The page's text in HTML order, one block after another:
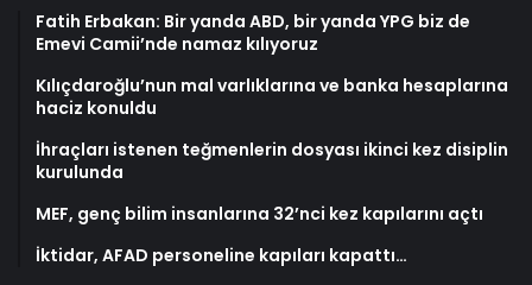
Fatih Erbakan: Bir yanda ABD, bir yanda YPG biz de
Emevi Camii’nde namaz kılıyoruz
Kılıçdaroğlu’nun mal varlıklarına ve banka hesaplarına
haciz konuldu
İhraçları istenen teğmenlerin dosyası ikinci kez disiplin
kurulunda
MEF, genç bilim insanlarına 32’nci kez kapılarını açtı
İktidar, AFAD personeline kapıları kapattı…